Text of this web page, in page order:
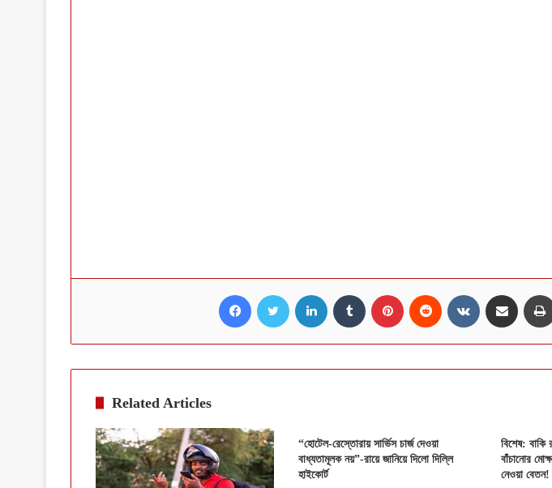
Facebook Twitter LinkedIn Tumblr Pinterest Reddit VKontakte Share via Email
Related Articles
“হোটেল-রেস্তোরায় সার্ভিস চার্জ দেওয়া
বাধ্যতামূলক নয়”-রায়ে জানিয়ে দিলো দিল্লি
হাইকোর্ট
বিশেষ: বাকি
বাঁচানোর
নেওয়া বেতন!